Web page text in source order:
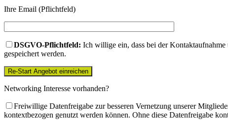
Ihre Email (Pflichtfeld)
DSGVO-Pflichtfeld: Ich willige ein, dass bei der Kontaktaufnahme
gespeichert werden.
Networking Interesse vorhanden?
Freiwillige Datenfreigabe zur besseren Vernetzung unserer
kontextbezogen genutzt werden können. Ohne diese Datenfreigabe